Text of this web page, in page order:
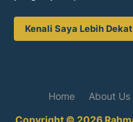
Kenali Saya Lebih
Copyright © 2026
Home About Us